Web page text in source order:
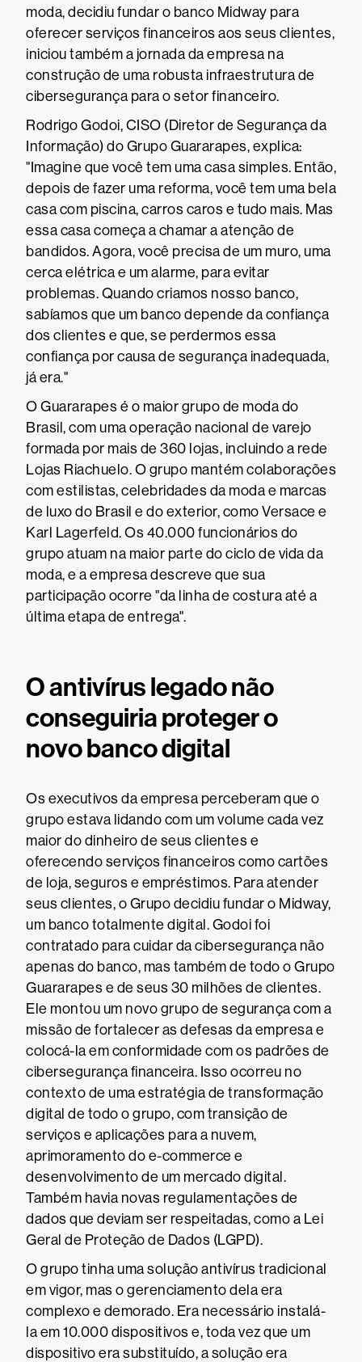
moda, decidiu fundar o banco Midway para
oferecer serviços financeiros aos seus clientes,
iniciou também a jornada da empresa na
construção de uma robusta infraestrutura de
cibersegurança para o setor financeiro.
Rodrigo Godoi, CISO (Diretor de Segurança da
Informação) do Grupo Guararapes, explica:
"Imagine que você tem uma casa simples. Então,
depois de fazer uma reforma, você tem uma bela
casa com piscina, carros caros e tudo mais. Mas
essa casa começa a chamar a atenção de
bandidos. Agora, você precisa de um muro, uma
cerca elétrica e um alarme, para evitar
problemas. Quando criamos nosso banco,
sabíamos que um banco depende da confiança
dos clientes e que, se perdermos essa
confiança por causa de segurança inadequada,
já era."
O Guararapes é o maior grupo de moda do
Brasil, com uma operação nacional de varejo
formada por mais de 360 lojas, incluindo a rede
Lojas Riachuelo. O grupo mantém colaborações
com estilistas, celebridades da moda e marcas
de luxo do Brasil e do exterior, como Versace e
Karl Lagerfeld. Os 40.000 funcionários do
grupo atuam na maior parte do ciclo de vida da
moda, e a empresa descreve que sua
participação ocorre "da linha de costura até a
última etapa de entrega".
O antivírus legado não
conseguiria proteger o
novo banco digital
Os executivos da empresa perceberam que o
grupo estava lidando com um volume cada vez
maior do dinheiro de seus clientes e
oferecendo serviços financeiros como cartões
de loja, seguros e empréstimos. Para atender
seus clientes, o Grupo decidiu fundar o Midway,
um banco totalmente digital. Godoi foi
contratado para cuidar da cibersegurança não
apenas do banco, mas também de todo o Grupo
Guararapes e de seus 30 milhões de clientes.
Ele montou um novo grupo de segurança com a
missão de fortalecer as defesas da empresa e
colocá-la em conformidade com os padrões de
cibersegurança financeira. Isso ocorreu no
contexto de uma estratégia de transformação
digital de todo o grupo, com transição de
serviços e aplicações para a nuvem,
aprimoramento do e-commerce e
desenvolvimento de um mercado digital.
Também havia novas regulamentações de
dados que deviam ser respeitadas, como a Lei
Geral de Proteção de Dados (LGPD).
O grupo tinha uma solução antivírus tradicional
em vigor, mas o gerenciamento dela era
complexo e demorado. Era necessário instalá-
la em 10.000 dispositivos e, toda vez que um
dispositivo era substituído, a solução era